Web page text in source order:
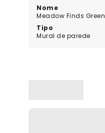
Nome
Meadow Finds Green
Tipo
Mural de parede